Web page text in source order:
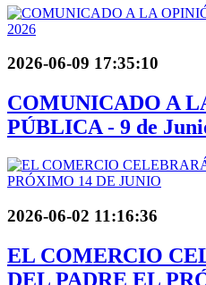
2026-06-09 17:35:10
COMUNICADO A
PÚBLICA - 9 de
2026-06-02 11:16:36
EL COMERCIO
DEL PADRE EL